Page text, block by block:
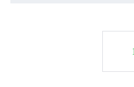
1